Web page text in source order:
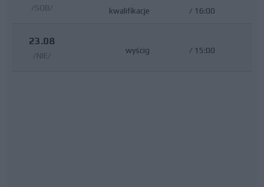
/SOB/
kwalifikacje
/ 16:00
23.08
/NIE/
wyścig / 15:00